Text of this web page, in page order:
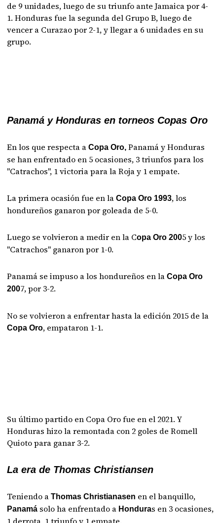
de 9 unidades, luego de su triunfo ante Jamaica por 4-
1. Honduras fue la segunda del Grupo B, luego de
vencer a Curazao por 2-1, y llegar a 6 unidades en su
grupo.
Panamá y Honduras en torneos Copas Oro
En los que respecta aCopa Oro,Panamá y Honduras
se han enfrentado en 5 ocasiones, 3 triunfos para los
"Catrachos", 1 victoria para la Roja y 1 empate.
La primera ocasión fue en laCopa Oro 1993, los
hondureños ganaron por goleada de 5-0.
Luego se volvieron a medir en la Copa Oro 2005 y los
"Catrachos" ganaron por 1-0.
Panamá se impuso a los hondureños en laCopa Oro
2007, por 3-2.
No se volvieron a enfrentar hasta la edición 2015 de la
Copa Oro, empataron 1-1.
Su último partido en Copa Oro fue en el 2021. Y
Honduras hizo la remontada con 2 goles de Romell
Quioto para ganar 3-2.
La era de Thomas Christiansen
Teniendo a Thomas Christianasen en el banquillo,
Panamá solo ha enfrentado a Honduras en 3 ocasiones,